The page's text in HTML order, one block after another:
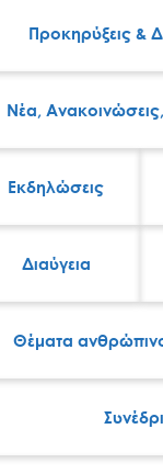
Προκηρύξεις &
Νέα,
Εκδηλώσεις
Διαύγεια
Θέματα